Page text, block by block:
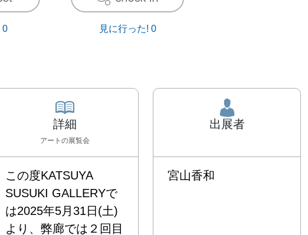
0 見に行った! 0
詳細
アート の展覧会
この度KATSUYA
SUSUKI GALLERYで
は2025年5月31日(土)
より、弊廊では２回目
出展者
宮山香和